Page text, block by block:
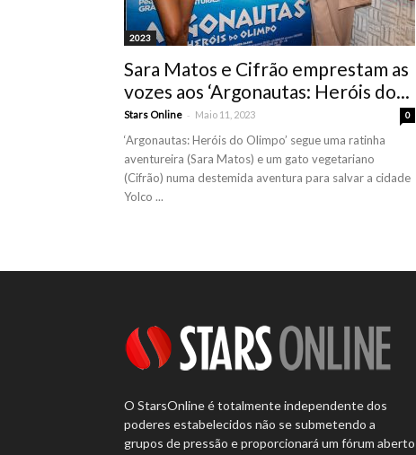
2023
Sara Matos e Cifrão emprestam as
vozes aos ‘Argonautas: Heróis do...
Stars Online - Maio 11, 2023 0
‘Argonautas: Heróis do Olimpo’ segue uma ratinha
aventureira (Sara Matos) e um gato vegetariano
(Cifrão) numa destemida aventura para salvar a cidade
Yolco ...
O StarsOnline é totalmente independente dos
poderes estabelecidos não se submetendo a
grupos de pressão e proporcionará um fórum aberto